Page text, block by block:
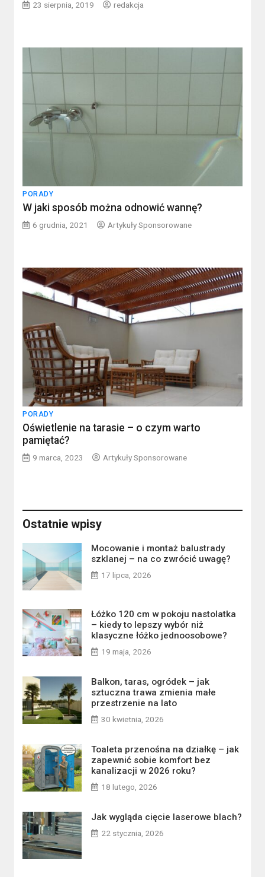
23 sierpnia, 2019 redakcja
PORADY
W jaki sposób można odnowić wannę?
6 grudnia, 2021 Artykuły Sponsorowane
PORADY
Oświetlenie na tarasie – o czym warto
pamiętać?
9 marca, 2023 Artykuły Sponsorowane
Ostatnie wpisy
Mocowanie i montaż balustrady
szklanej – na co zwrócić uwagę?
17 lipca, 2026
Łóżko 120 cm w pokoju nastolatka
– kiedy to lepszy wybór niż
klasyczne łóżko jednoosobowe?
19 maja, 2026
Balkon, taras, ogródek – jak
sztuczna trawa zmienia małe
przestrzenie na lato
30 kwietnia, 2026
Toaleta przenośna na działkę – jak
zapewnić sobie komfort bez
kanalizacji w 2026 roku?
18 lutego, 2026
Jak wygląda cięcie laserowe blach?
22 stycznia, 2026